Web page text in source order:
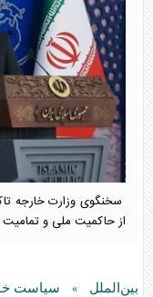
سخنگوی وزارت خارجه
از حاکمیت ملی و
بین‌الملل » سیاست